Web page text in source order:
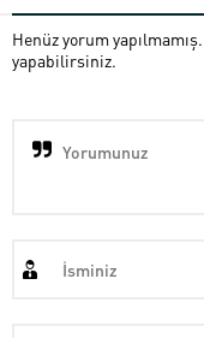
Henüz yorum
yapabilirsiniz.